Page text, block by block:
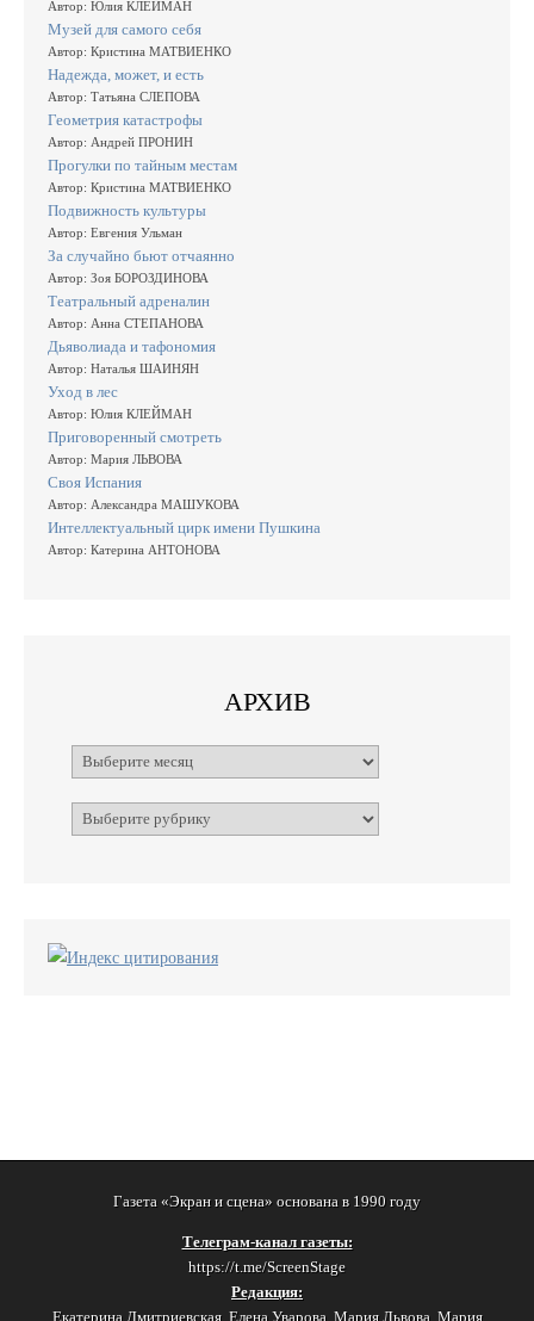
Автор: Юлия КЛЕЙМАН
Музей для самого себя
Автор: Кристина МАТВИЕНКО
Надежда, может, и есть
Автор: Татьяна СЛЕПОВА
Геометрия катастрофы
Автор: Андрей ПРОНИН
Прогулки по тайным местам
Автор: Кристина МАТВИЕНКО
Подвижность культуры
Автор: Евгения Ульман
За случайно бьют отчаянно
Автор: Зоя БОРОЗДИНОВА
Театральный адреналин
Автор: Анна СТЕПАНОВА
Дьяволиада и тафономия
Автор: Наталья ШАИНЯН
Уход в лес
Автор: Юлия КЛЕЙМАН
Приговоренный смотреть
Автор: Мария ЛЬВОВА
Своя Испания
Автор: Александра МАШУКОВА
Интеллектуальный цирк имени Пушкина
Автор: Катерина АНТОНОВА
АРХИВ
Архивы
Рубрики
Газета «Экран и сцена» основана в 1990 году
Телеграм-канал газеты:
https://t.me/ScreenStage
Редакция:
Екатерина Дмитриевская, Елена Уварова, Мария Львова, Мария